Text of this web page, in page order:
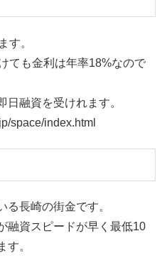
す。
ても金利は年率18%なので
日融資を受けれます。
space/index.html
る長崎の街金です。
融資スピードが早く最低10
す。